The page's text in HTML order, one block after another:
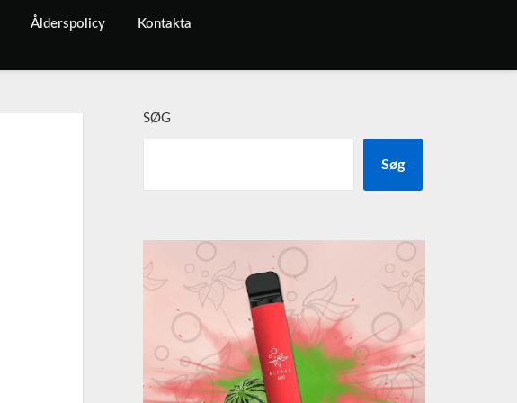
Ålderspolicy Kontakta
SØG
Søg